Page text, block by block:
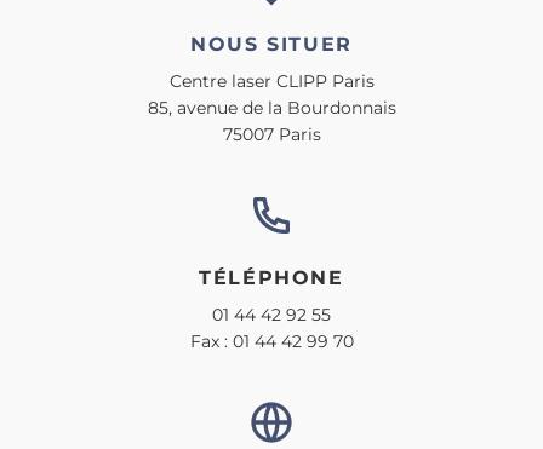
NOUS SITUER
Centre laser CLIPP Paris
85, avenue de la Bourdonnais
75007 Paris
TÉLÉPHONE
01 44 42 92 55
Fax : 01 44 42 99 70